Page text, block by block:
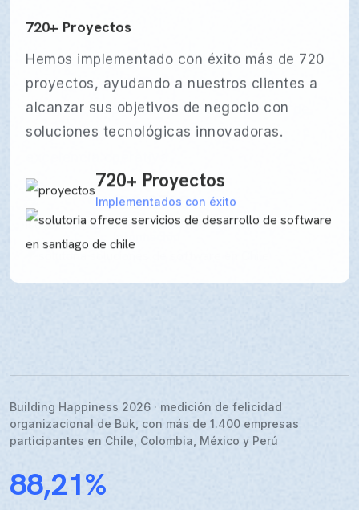
Building Happiness
ISO 27001
Gestión de Seguridad de la
Información
720+ Proyectos
Hemos implementado con éxito más de 720
proyectos, ayudando a nuestros clientes a
alcanzar sus objetivos de negocio con
soluciones tecnológicas innovadoras.
720+ Proyectos
Implementados con éxito
Servicios en la Nube
Flexibilidad y Escalabilidad
10 Años de Experiencia
En el sector financiero
Building Happiness 2026 · medición de felicidad
organizacional de Buk, con más de 1.400 empresas
participantes en Chile, Colombia, México y Perú
88,21%